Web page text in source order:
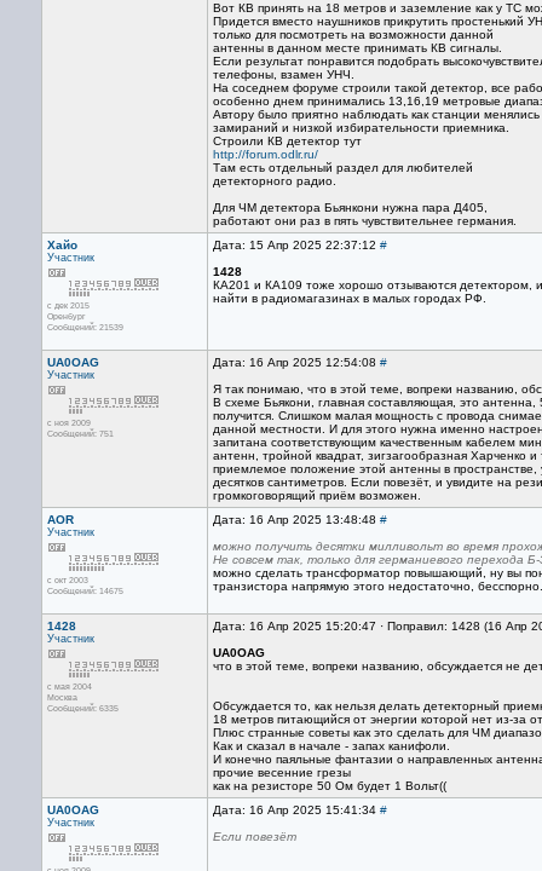
Вот КВ принять на 18 метров и заземление как у ТС
Придется вместо наушников прикрутить простенький
только для посмотреть на возможности данной
антенны в данном месте принимать КВ сигналы.
Если результат понравится подобрать
телефоны, взамен УНЧ.
На соседнем форуме строили такой детектор, все
особенно днем принимались 13,16,19 метровые
Автору было приятно наблюдать как станции
замираний и низкой избирательности приемника.
Строили КВ детектор тут
http://forum.odlr.ru/
Там есть отдельный раздел для любителей
детекторного радио.
Для ЧМ детектора Бьянкони нужна пара Д405,
работают они раз в пять чувствительнее германия.
Хайо
Участник
с дек 2015
Оренбург
Сообщений: 21539
Дата: 15 Апр 2025 22:37:12 #
1428
КА201 и КА109 тоже хорошо отзываются детектором,
найти в радиомагазинах в малых городах РФ.
UA0OAG
Участник
с ноя 2009
Сообщений: 751
Дата: 16 Апр 2025 12:54:08 #
Я так понимаю, что в этой теме, вопреки названию,
В схеме Бьякони, главная составляющая, это
получится. Слишком малая мощность с провода
данной местности. И для этого нужна именно
запитана соответствующим качественным кабелем
антенн, тройной квадрат, зигзагообразная Харченко
приемлемое положение этой антенны в пространстве,
десятков сантиметров. Если повезёт, и увидите на
громкоговорящий приём возможен.
AOR
Участник
с окт 2003
Сообщений: 14675
Дата: 16 Апр 2025 13:48:48 #
можно получить десятки милливольт во время
Не совсем так, только для германиевого перехода
можно сделать трансформатор повышающий, ну вы
транзистора напрямую этого недостаточно, бесспорно.
1428
Участник
с мая 2004
Москва
Сообщений: 6335
Дата: 16 Апр 2025 15:20:47 · Поправил: 1428 (16 Апр
UA0OAG
что в этой теме, вопреки названию, обсуждается не
Обсуждается то, как нельзя делать детекторный
18 метров питающийся от энергии которой нет из-за
Плюс странные советы как это сделать для ЧМ
Как и сказал в начале - запах канифоли.
И конечно паяльные фантазии о направленных
прочие весенние грезы
как на резисторе 50 Ом будет 1 Вольт((
UA0OAG
Участник
Дата: 16 Апр 2025 15:41:34 #
Если повезёт